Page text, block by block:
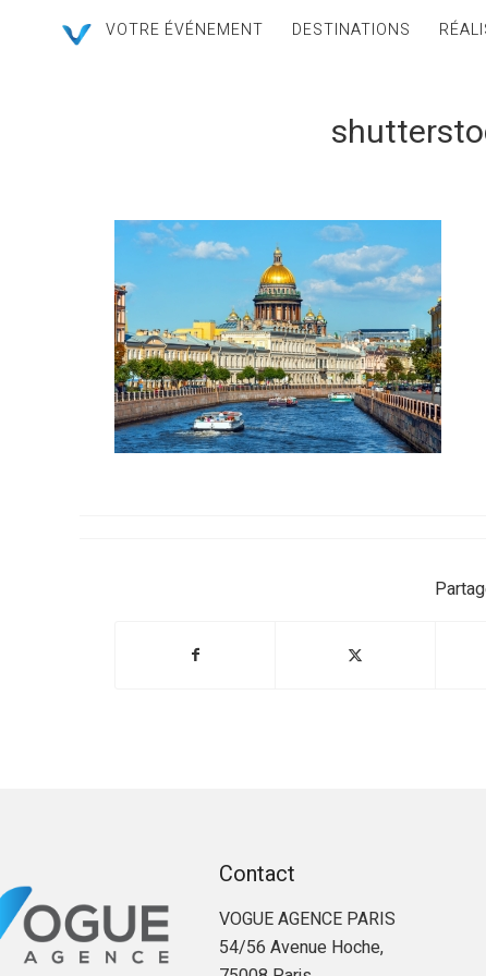
VOTRE ÉVÉNEMENT DESTINATIONS
Contact
VOGUE AGENCE PARIS
54/56 Avenue Hoche,